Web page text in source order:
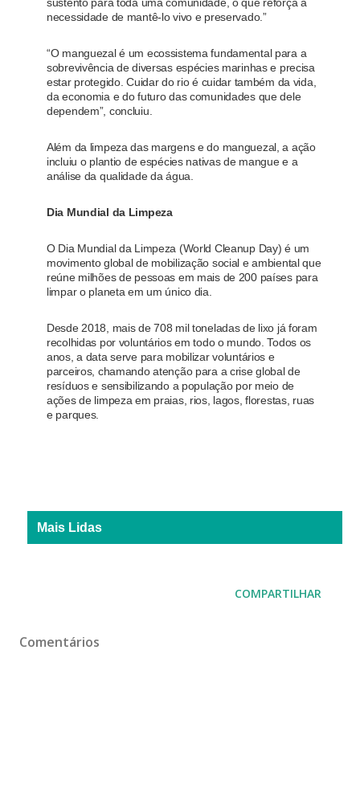
necessidade de mantê-lo vivo e preservado.”
“O manguezal é um ecossistema fundamental para a
sobrevivência de diversas espécies marinhas e precisa
estar protegido. Cuidar do rio é cuidar também da vida,
da economia e do futuro das comunidades que dele
dependem”, concluiu.
Além da limpeza das margens e do manguezal, a ação
incluiu o plantio de espécies nativas de mangue e a
análise da qualidade da água.
Dia Mundial da Limpeza
O Dia Mundial da Limpeza (World Cleanup Day) é um
movimento global de mobilização social e ambiental que
reúne milhões de pessoas em mais de 200 países para
limpar o planeta em um único dia.
Desde 2018, mais de 708 mil toneladas de lixo já foram
recolhidas por voluntários em todo o mundo. Todos os
anos, a data serve para mobilizar voluntários e
parceiros, chamando atenção para a crise global de
resíduos e sensibilizando a população por meio de
ações de limpeza em praias, rios, lagos, florestas, ruas
e parques.
Mais Lidas
COMPARTILHAR
Comentários